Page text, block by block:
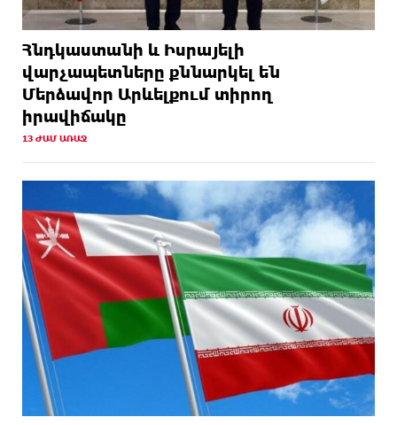
Հնդկաստանի և Իսրայելի
վարչապետները քննարկել են
Մերձավոր Արևելքում տիրող
իրավիճակը
13 ԺԱՄ ԱՌԱՋ